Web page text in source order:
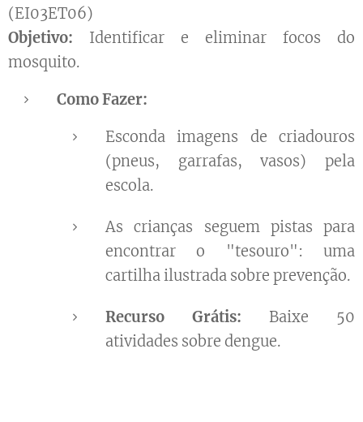
(EI03ET06)
Objetivo: Identificar e eliminar focos do
mosquito.
Como Fazer:
Esconda imagens de criadouros
(pneus, garrafas, vasos) pela
escola.
As crianças seguem pistas para
encontrar o "tesouro": uma
cartilha ilustrada sobre prevenção.
Recurso Grátis: Baixe 50
atividades sobre dengue.